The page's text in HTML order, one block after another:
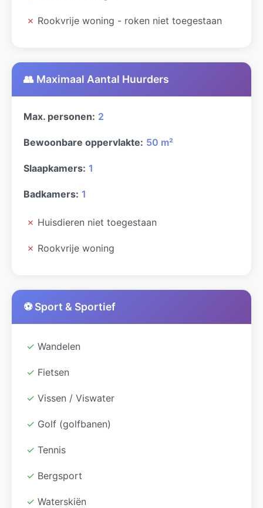
✗ Rookvrije woning - roken niet toegestaan
👥 Maximaal Aantal Huurders
Max. personen: 2
Bewoonbare oppervlakte: 50 m²
Slaapkamers: 1
Badkamers: 1
✗ Huisdieren niet toegestaan
✗ Rookvrije woning
⚽ Sport & Sportief
✓ Wandelen
✓ Fietsen
✓ Vissen / Viswater
✓ Golf (golfbanen)
✓ Tennis
✓ Bergsport
✓ Waterskiën